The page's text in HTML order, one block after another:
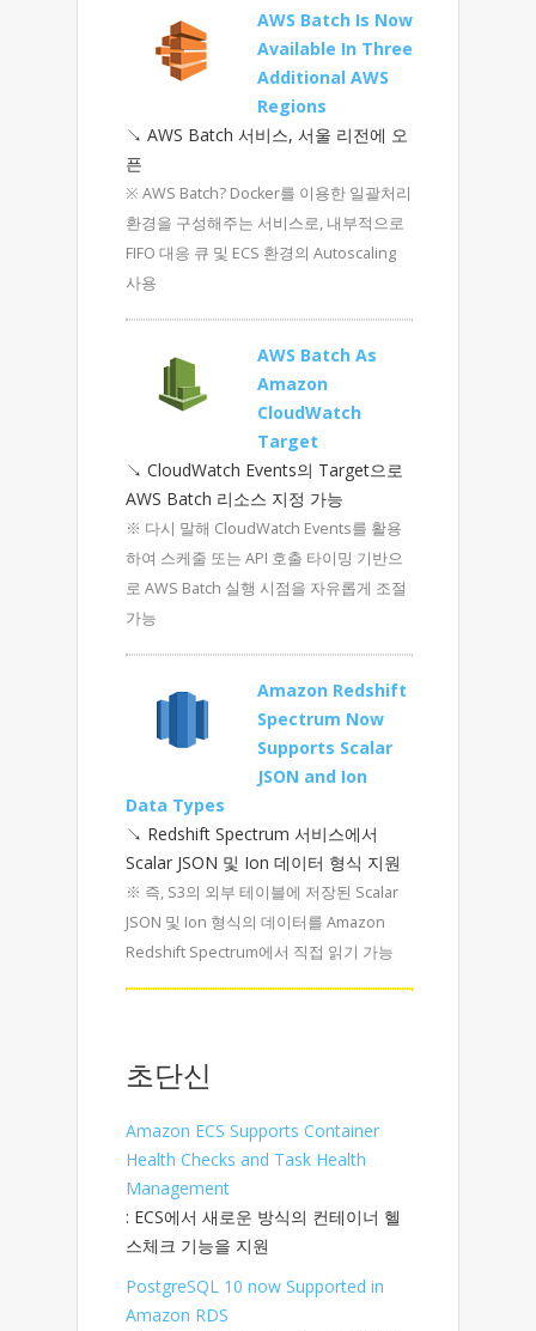
AWS Batch Is Now
Available In Three
Additional AWS
Regions
↘ AWS Batch 서비스, 서울 리전에 오
픈
※ AWS Batch? Docker를 이용한 일괄처리
환경을 구성해주는 서비스로, 내부적으로
FIFO 대응 큐 및 ECS 환경의 Autoscaling
사용
AWS Batch As
Amazon
CloudWatch
Target
↘ CloudWatch Events의 Target으로
AWS Batch 리소스 지정 가능
※ 다시 말해 CloudWatch Events를 활용
하여 스케줄 또는 API 호출 타이밍 기반으
로 AWS Batch 실행 시점을 자유롭게 조절
가능
Amazon Redshift
Spectrum Now
Supports Scalar
JSON and Ion
Data Types
↘ Redshift Spectrum 서비스에서
Scalar JSON 및 Ion 데이터 형식 지원
※ 즉, S3의 외부 테이블에 저장된 Scalar
JSON 및 Ion 형식의 데이터를 Amazon
Redshift Spectrum에서 직접 읽기 가능
초단신
Amazon ECS Supports Container
Health Checks and Task Health
Management
: ECS에서 새로운 방식의 컨테이너 헬
스체크 기능을 지원
PostgreSQL 10 now Supported in
Amazon RDS